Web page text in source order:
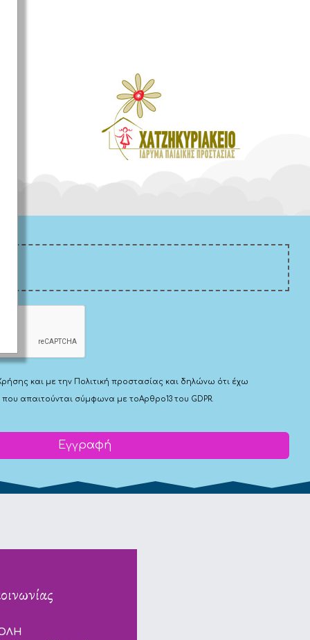
και με την Πολιτική προστασίας και δηλώνω ότι έχω
που απαιτούνται σύμφωνα με τοΑρθρο13 του GDPR.
Εγγραφή